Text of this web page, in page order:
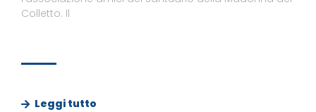
Colletto. Il
Leggi tutto